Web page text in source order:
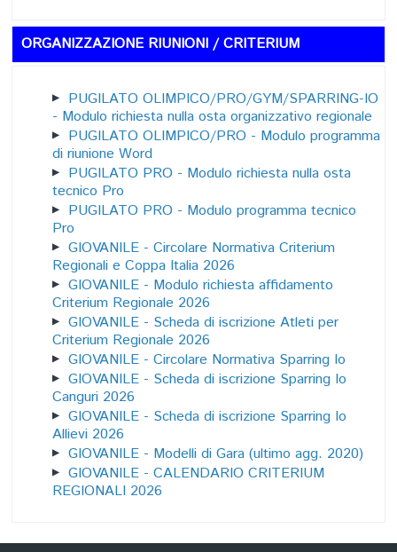
ORGANIZZAZIONE RIUNIONI / CRITERIUM
PUGILATO OLIMPICO/PRO/GYM/SPARRING-IO
- Modulo richiesta nulla osta organizzativo regionale
PUGILATO OLIMPICO/PRO - Modulo programma
di riunione Word
PUGILATO PRO - Modulo richiesta nulla osta
tecnico Pro
PUGILATO PRO - Modulo programma tecnico
Pro
GIOVANILE - Circolare Normativa Criterium
Regionali e Coppa Italia 2026
GIOVANILE - Modulo richiesta affidamento
Criterium Regionale 2026
GIOVANILE - Scheda di iscrizione Atleti per
Criterium Regionale 2026
GIOVANILE - Circolare Normativa Sparring Io
GIOVANILE - Scheda di iscrizione Sparring Io
Canguri 2026
GIOVANILE - Scheda di iscrizione Sparring Io
Allievi 2026
GIOVANILE - Modelli di Gara (ultimo agg. 2020)
GIOVANILE - CALENDARIO CRITERIUM
REGIONALI 2026